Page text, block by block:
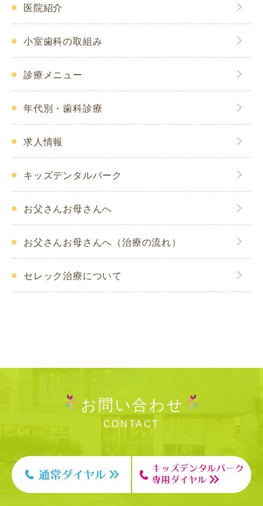
医院紹介
小室歯科の取組み
診療メニュー
年代別・歯科診療
求人情報
キッズデンタルパーク
お父さんお母さんへ
お父さんお母さんへ（治療の流れ）
セレック治療について
お問い合わせ
CONTACT